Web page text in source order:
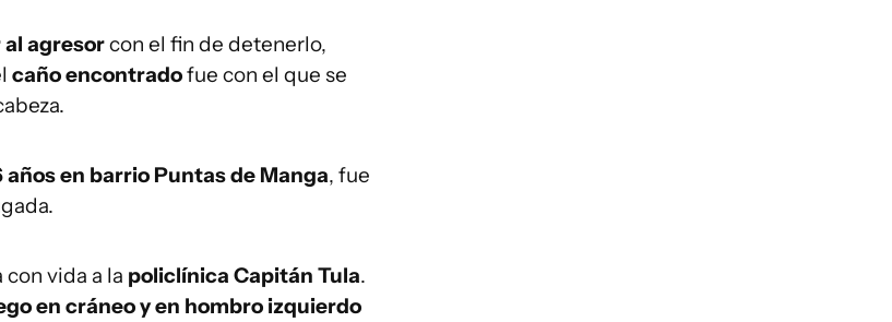
agresorcon el fin de detenerlo,
caño encontradofue con el que se
en barrio Puntas de Manga, fue
vida a la policlínica Capitán Tula.
en cráneo y en hombro izquierdo